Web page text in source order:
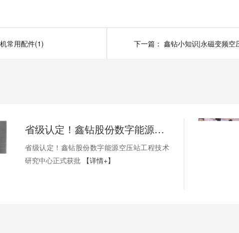
常用配件(1) 下一篇：
省级认定！鑫钻股份数字能源空压站工程技术研究中心正式获批
省级认定！鑫钻股份数字能源空压站工程技术
研究中心正式获批 【详情+】